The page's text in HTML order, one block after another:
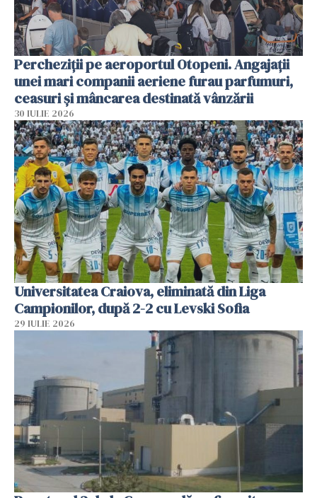
Percheziții pe aeroportul Otopeni. Angajații
unei mari companii aeriene furau parfumuri,
ceasuri și mâncarea destinată vânzării
30 IULIE 2026
Universitatea Craiova, eliminată din Liga
Campionilor, după 2-2 cu Levski Sofia
29 IULIE 2026